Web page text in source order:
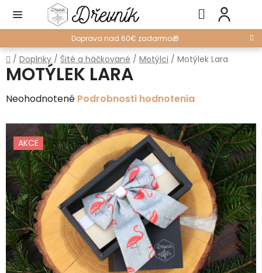
obsah
Doprava nad 60€ zadarmo🎁
Hľadať
Domov
/ Doplnky / Šité a háčkované / Motýlci / Motýlek Lara
MOTÝLEK LARA
Priemerné
produktu
je
0,0
z
5
hviezdičiek.
Neohodnotené Podrobnosti hodnotenia
AKCE